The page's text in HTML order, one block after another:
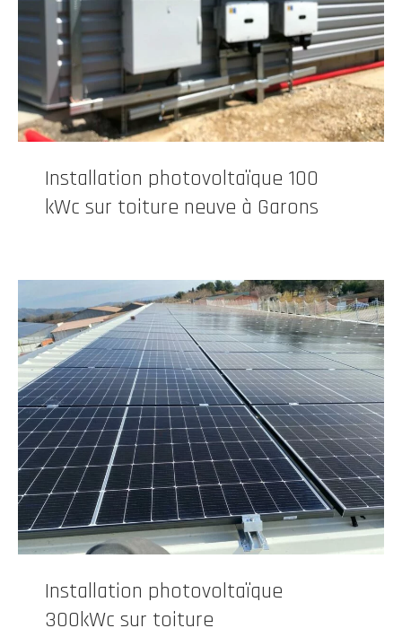
Installation photovoltaïque 100
kWc sur toiture neuve à Garons
Installation photovoltaïque
300kWc sur toiture